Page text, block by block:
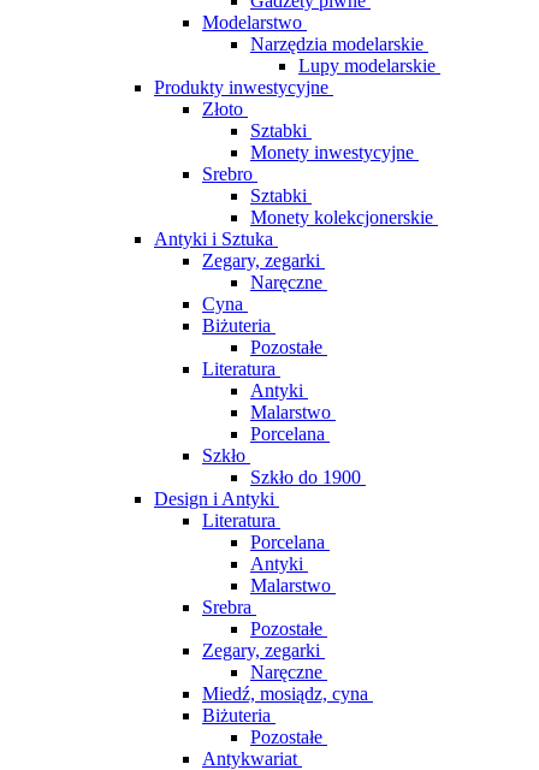
Modelarstwo
Narzędzia modelarskie
Lupy modelarskie
Produkty inwestycyjne
Złoto
Sztabki
Monety inwestycyjne
Srebro
Sztabki
Monety kolekcjonerskie
Antyki i Sztuka
Zegary, zegarki
Naręczne
Cyna
Biżuteria
Pozostałe
Literatura
Antyki
Malarstwo
Porcelana
Szkło
Szkło do 1900
Design i Antyki
Literatura
Porcelana
Antyki
Malarstwo
Srebra
Pozostałe
Zegary, zegarki
Naręczne
Miedź, mosiądz, cyna
Biżuteria
Pozostałe
Antykwariat